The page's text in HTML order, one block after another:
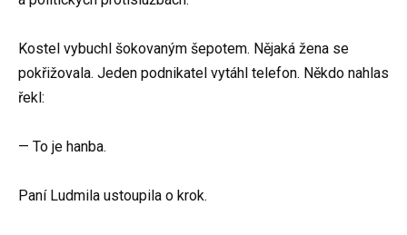
Kostel vybuchl šokovaným šepotem. Nějaká žena se
pokřižovala. Jeden podnikatel vytáhl telefon. Někdo nahlas
řekl:
— To je hanba.
Paní Ludmila ustoupila o krok.